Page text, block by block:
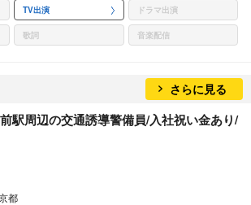
TV出演 ドラマ出演
歌詞 音楽配信
さらに見る
駅周辺の交通誘導警備員/入社祝い金あり/
都